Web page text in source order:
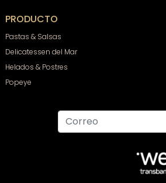
PRODUCTO
Pastas & Salsas
Delicatessen del Mar
Helados & Postres
Popeye